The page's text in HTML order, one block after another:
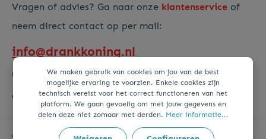
Vragen of advies? Ga naar onze klantenservice of
neem direct contact op per mail:
info@drankkoning.nl
(Reactie doorgaans binnen 1-2 werkdagen)
Of via onscontactformulier.
We maken gebruik van cookies om jou van de best
mogelijke ervaring te voorzien. Enkele cookies zijn
technisch vereist voor het correct functioneren van het
platform. We gaan gevoelig om met jouw gegevens en
delen deze niet zomaar met derden. Meer informatie...